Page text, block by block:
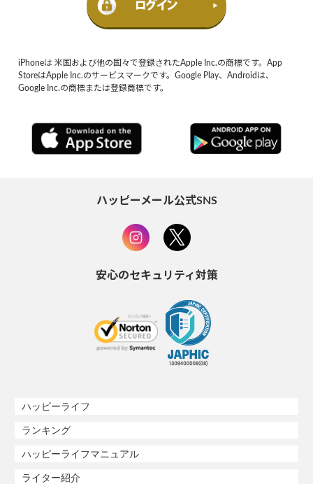
iPhoneは 米国および他の国々で登録されたApple Inc.の商標です。App
StoreはApple Inc.のサービスマークです。Google Play、Androidは、
Google Inc.の商標または登録商標です。
ハッピーメール公式SNS
安心のセキュリティ対策
ハッピーライフ
ランキング
ハッピーライフマニュアル
ライター紹介